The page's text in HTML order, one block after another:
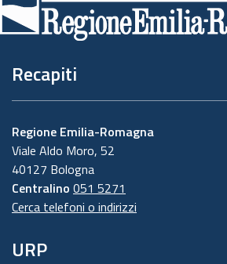
pagina
Recapiti
Regione Emilia-Romagna
Viale Aldo Moro, 52
40127 Bologna
Centralino 051 5271
Cerca telefoni o indirizzi
URP